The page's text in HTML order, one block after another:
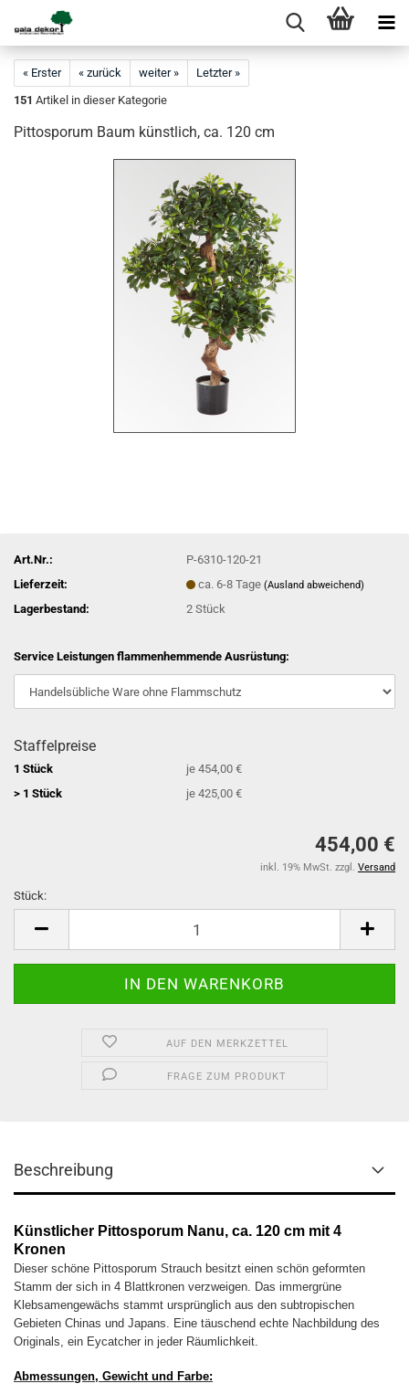
« Erster « zurück weiter »
Letzter »
151 Artikel in dieser Kategorie
Pittosporum Baum künstlich, ca. 120 cm
Art.Nr.:
P-6310-120-21
Lieferzeit:
ca. 6-8 Tage(Ausland abweichend)
Lagerbestand: 2Stück
Service Leistungen flammenhemmende Ausrüstung:
Staffelpreise
1 Stück
je 454,00 €
> 1 Stück
je 425,00 €
454,00 €
inkl. 19% MwSt. zzgl. Versand
Stück:
AUF DEN MERKZETTEL
FRAGE ZUM PRODUKT
Beschreibung
Künstlicher Pittosporum Nanu, ca. 120 cm mit 4
Kronen
Dieser schöne Pittosporum Strauch besitzt einen schön geformten
Stamm der sich in 4 Blattkronen verzweigen. Das immergrüne
Klebsamengewächs stammt ursprünglich aus den subtropischen
Gebieten Chinas und Japans. Eine täuschend echte Nachbildung des
Originals, ein Eycatcher in jeder Räumlichkeit.
Abmessungen, Gewicht und Farbe: